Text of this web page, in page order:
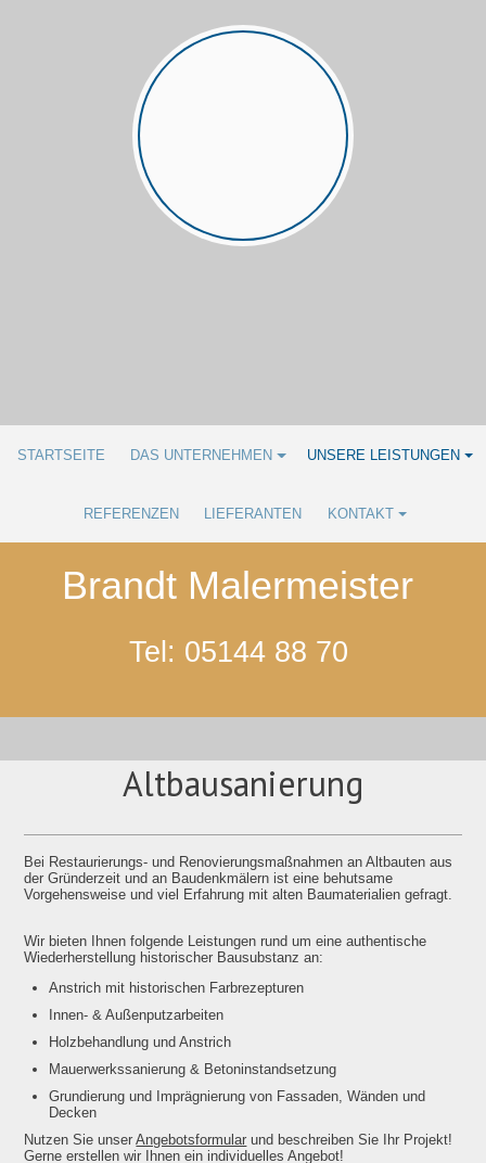
Brandt Malermeister
Tel: 05144 88 70
Altbausanierung
Bei Restaurierungs- und Renovierungsmaßnahmen an Altbauten aus
der Gründerzeit und an Baudenkmälern ist eine behutsame
Vorgehensweise und viel Erfahrung mit alten Baumaterialien gefragt.
Wir bieten Ihnen folgende Leistungen rund um eine authentische
Wiederherstellung historischer Bausubstanz an:
Anstrich mit historischen Farbrezepturen
Innen- & Außenputzarbeiten
Holzbehandlung und Anstrich
Mauerwerkssanierung & Betoninstandsetzung
Grundierung und Imprägnierung von Fassaden, Wänden und
Decken
Nutzen Sie unserAngebotsformular und beschreiben Sie Ihr Projekt!
Gerne erstellen wir Ihnen ein individuelles Angebot!
STARTSEITE DAS UNTERNEHMEN UNSERE LEISTUNGEN
REFERENZEN LIEFERANTEN KONTAKT